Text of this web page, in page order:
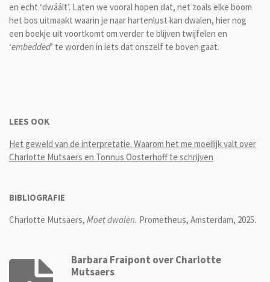
en echt ‘dwáált’. Laten we vooral hopen dat, net zoals elke boom
het bos uitmaakt waarin je naar hartenlust kan dwalen, hier nog
een boekje uit voortkomt om verder te blijven twijfelen en
‘embedded’ te worden in iets dat onszelf te boven gaat.
LEES OOK
Het geweld van de interpretatie. Waarom het me moeilijk valt over
Charlotte Mutsaers en Tonnus Oosterhoff te schrijven
BIBLIOGRAFIE
Charlotte Mutsaers, Moet dwalen. Prometheus, Amsterdam, 2025.
Barbara Fraipont over Charlotte
Mutsaers